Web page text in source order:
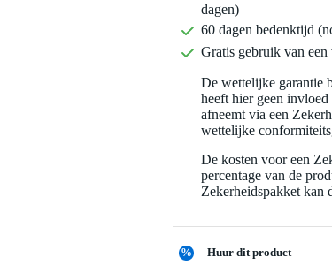
dagen)
60 dagen bedenktijd
Gratis gebruik van
De wettelijke garantie
heeft hier geen
afneemt via een
wettelijke
De kosten voor een
percentage van de
Zekerheidspakket kan
% Huur dit product